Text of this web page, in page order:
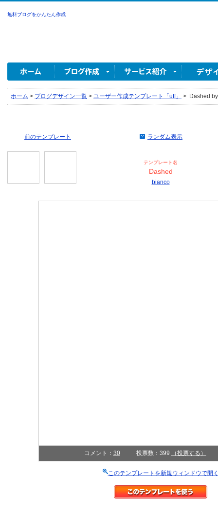
無料ブログをかんたん作成
ホーム > ブログデザイン一覧 > ユーザー作成テンプレート「utf」 > Dashed
前のテンプレート ランダム表示
テンプレート名
Dashed
bianco
コメント： 30 投票数：399 （投票する）
このテンプレートを新規ウィンドウで開